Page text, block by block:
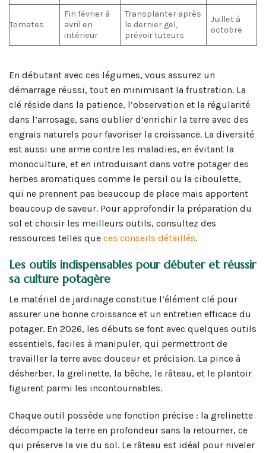
Tomates
Fin février à
avril en
intérieur
Transplanter après
le dernier gel,
prévoir tuteurs
Juillet à
octobre
En débutant avec ces légumes, vous assurez un
démarrage réussi, tout en minimisant la frustration. La
clé réside dans la patience, l’observation et la régularité
dans l’arrosage, sans oublier d’enrichir la terre avec des
engrais naturels pour favoriser la croissance. La diversité
est aussi une arme contre les maladies, en évitant la
monoculture, et en introduisant dans votre potager des
herbes aromatiques comme le persil ou la ciboulette,
qui ne prennent pas beaucoup de place mais apportent
beaucoup de saveur. Pour approfondir la préparation du
sol et choisir les meilleurs outils, consultez des
ressources telles que ces conseils détaillés.
Les outils indispensables pour débuter et réussir
sa culture potagère
Le matériel de jardinage constitue l’élément clé pour
assurer une bonne croissance et un entretien efficace du
potager. En 2026, les débuts se font avec quelques outils
essentiels, faciles à manipuler, qui permettront de
travailler la terre avec douceur et précision. La pince à
désherber, la grelinette, la bêche, le râteau, et le plantoir
figurent parmi les incontournables.
Chaque outil possède une fonction précise : la grelinette
décompacte la terre en profondeur sans la retourner, ce
qui préserve la vie du sol. Le râteau est idéal pour niveler